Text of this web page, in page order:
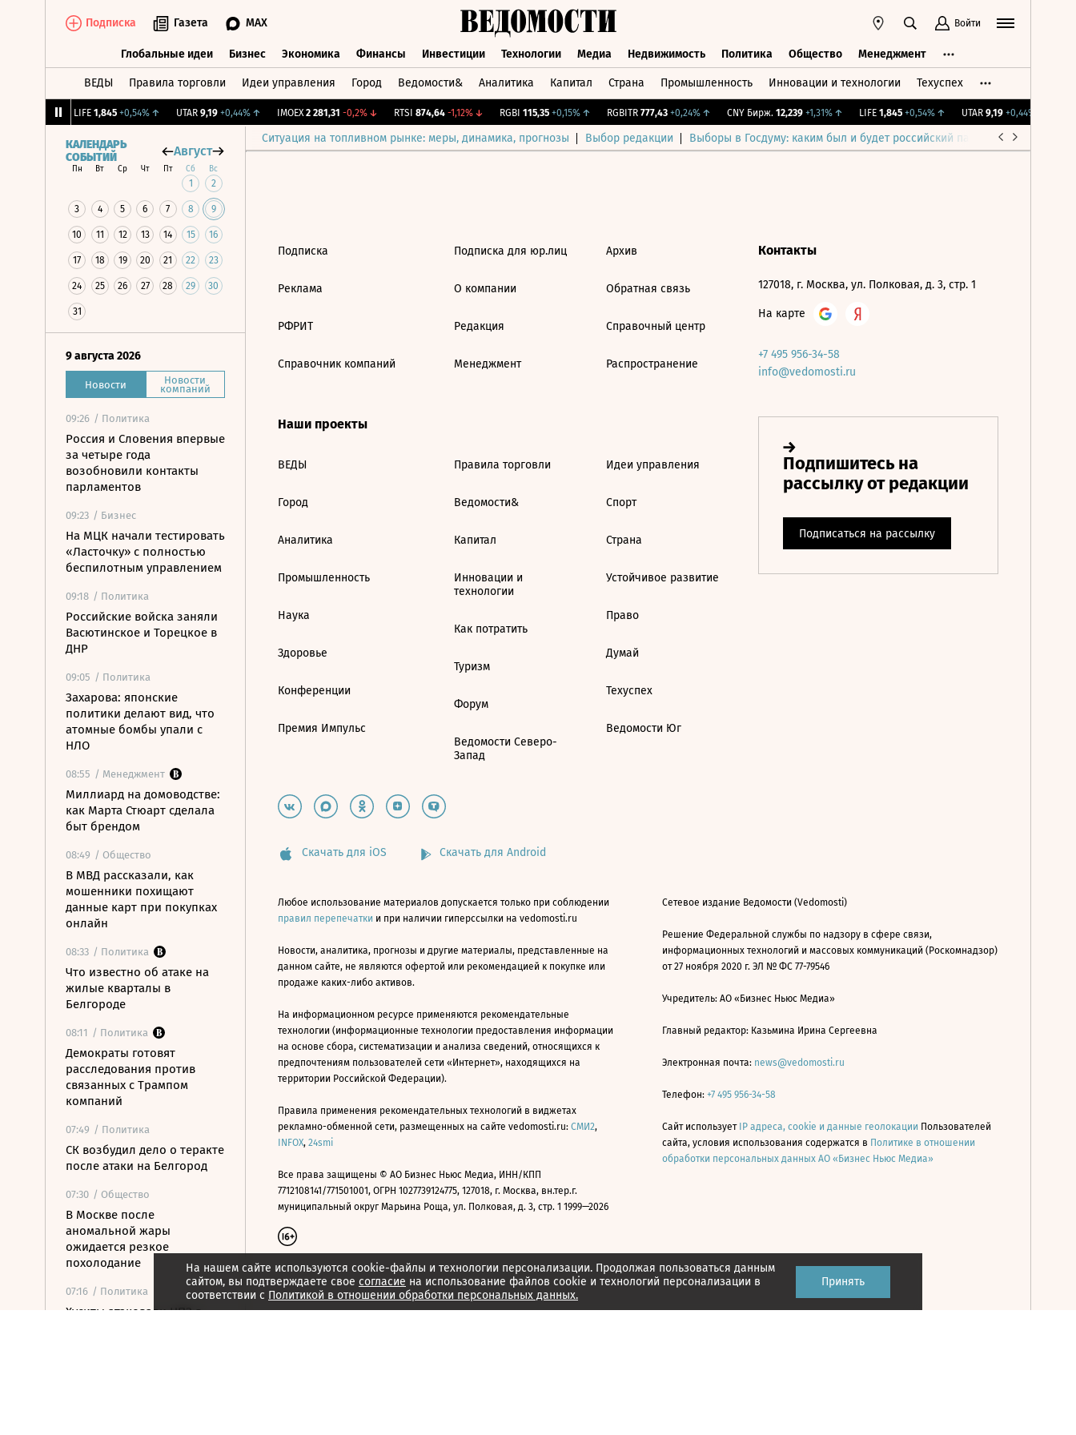
Подписка Газета MAX Войти
Глобальные идеи Бизнес Экономика Финансы Инвестиции Технологии Медиа Недвижимость Политика Общество Менеджмент
ВЕДЫ Правила торговли Идеи управления Город Ведомости& Аналитика Капитал Страна Промышленность Инновации и технологии Техуспех
LIFE 1,845 +0,54%↑ UTAR 9,19 +0,44%↑ IMOEX 2 281,31 -0,2%↓ RTSI 874,64 -1,12%↓ RGBI 115,35 +0,15%↑ RGBITR 777,43 +0,24%↑ CNY Бирж. 12,239 +1,31%↑ LIFE 1,845 +0,54%↑ UTAR 9,19 +0,44%
Ситуация на топливном рынке: меры, динамика, прогнозы Выбор редакции Выборы в Госдуму: каким был и будет российский парламент
КАЛЕНДАРЬ
СОБЫТИЙ
Август
Пн Вт Ср Чт Пт Сб Вс
1 2
3 4 5 6 7 8 9
10 11 12 13 14 15 16
17 18 19 20 21 22 23
24 25 26 27 28 29 30
31
9 августа 2026
Новости Новости
компаний
09:26 / Политика
Россия и Словения впервые
за четыре года
возобновили контакты
парламентов
09:23 / Бизнес
На МЦК начали тестировать
«Ласточку» с полностью
беспилотным управлением
09:18 / Политика
Российские войска заняли
Васютинское и Торецкое в
ДНР
09:05 / Политика
Захарова: японские
политики делают вид, что
атомные бомбы упали с
НЛО
08:55 / Менеджмент
Миллиард на домоводстве:
как Марта Стюарт сделала
быт брендом
08:49 / Общество
В МВД рассказали, как
мошенники похищают
данные карт при покупках
онлайн
08:33 / Политика
Что известно об атаке на
жилые кварталы в
Белгороде
08:11 / Политика
Демократы готовят
расследования против
связанных с Трампом
компаний
07:49 / Политика
СК возбудил дело о теракте
после атаки на Белгород
07:30 / Общество
В Москве после
аномальной жары
ожидается резкое
похолодание
07:16 / Политика
Хуситы атаковали НПЗ в
На нашем сайте используются cookie-файлы и технологии персонализации. Продолжая пользоваться данным
сайтом, вы подтверждаете свое согласие на использование файлов cookie и технологий персонализации в
соответствии с Политикой в отношении обработки персональных данных.
Принять
Подписка
Реклама
РФРИТ
Справочник компаний
Подписка для юр.лиц
О компании
Редакция
Менеджмент
Архив
Обратная связь
Справочный центр
Распространение
Наши проекты
ВЕДЫ
Город
Аналитика
Промышленность
Наука
Здоровье
Конференции
Премия Импульс
Правила торговли
Ведомости&
Капитал
Инновации и
технологии
Как потратить
Туризм
Форум
Ведомости Северо-
Запад
Идеи управления
Спорт
Страна
Устойчивое развитие
Право
Думай
Техуспех
Ведомости Юг
Контакты
127018, г. Москва, ул. Полковая, д. 3, стр. 1
На карте
+7 495 956-34-58
info@vedomosti.ru
Скачать для iOS Скачать для Android
Любое использование материалов допускается только при соблюдении
правил перепечатки и при наличии гиперссылки на vedomosti.ru
Новости, аналитика, прогнозы и другие материалы, представленные на
данном сайте, не являются офертой или рекомендацией к покупке или
продаже каких-либо активов.
На информационном ресурсе применяются рекомендательные
технологии (информационные технологии предоставления информации
на основе сбора, систематизации и анализа сведений, относящихся к
предпочтениям пользователей сети «Интернет», находящихся на
территории Российской Федерации).
Правила применения рекомендательных технологий в виджетах
рекламно-обменной сети, размещенных на сайте vedomosti.ru: СМИ2,
INFOX, 24smi
Все права защищены © АО Бизнес Ньюс Медиа, ИНН/КПП
7712108141/771501001, ОГРН 1027739124775, 127018, г. Москва, вн.тер.г.
муниципальный округ Марьина Роща, ул. Полковая, д. 3, стр. 1 1999—2026
Сетевое издание Ведомости (Vedomosti)
Решение Федеральной службы по надзору в сфере связи,
информационных технологий и массовых коммуникаций (Роскомнадзор)
от 27 ноября 2020 г. ЭЛ № ФС 77-79546
Учредитель: АО «Бизнес Ньюс Медиа»
Главный редактор: Казьмина Ирина Сергеевна
Электронная почта: news@vedomosti.ru
Телефон: +7 495 956-34-58
Сайт использует IP адреса, cookie и данные геолокации Пользователей
сайта, условия использования содержатся в Политике в отношении
обработки персональных данных АО «Бизнес Ньюс Медиа»